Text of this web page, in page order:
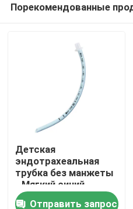
Главная страница
Продукция
VR - шоу
Порекомендованные
Детская
эндотрахеальная
трубка без манжеты
- Мягкий синий
медицинский ПВХ -
Отправить запрос